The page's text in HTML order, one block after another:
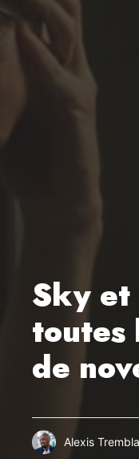
Sky et
toutes
de
Alexis